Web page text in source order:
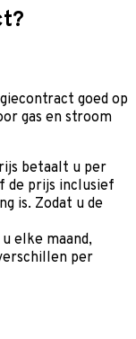
goed op
gas en stroom
betaalt u per
de prijs inclusief
is. Zodat u de
elke maand,
per